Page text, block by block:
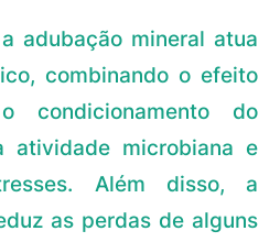
adubação mineral atua
combinando o efeito
condicionamento do
atividade microbiana e
Além disso, a
as perdas de alguns